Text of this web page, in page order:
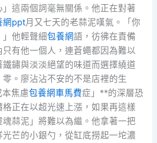
這兩個詞毫無關係。他正在對著
網ppt月又七天的老蒜泥嘆氣。「你
」他輕聲細包養網語，彷彿在責備
有他一個人，連蒼蠅都因為難以
鏽與淡淡絕望的味道而選擇繞道
。廖沾沾不安的不是店裡的生
本焦慮包養網車馬費症」**的深層恐
正在以超光速上漲，如果再這樣
蒜泥」將難以為繼。他拿著一把
芒的小銀勺，從缸底撈起一坨濃